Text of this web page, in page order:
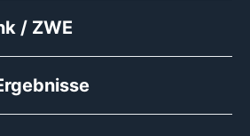
/ ZWE